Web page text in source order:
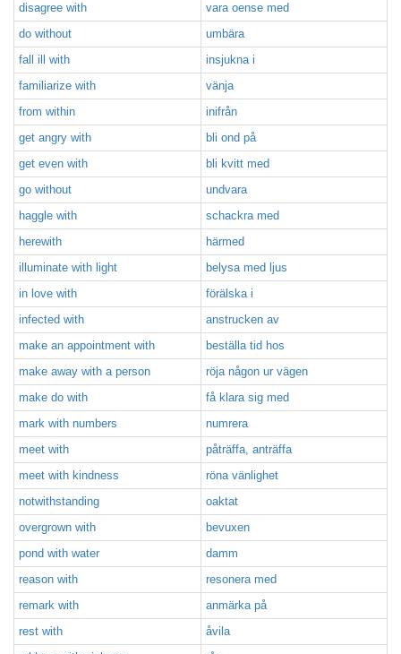
disagree with
vara oense med
do without
umbära
fall ill with
insjukna i
familiarize with
vänja
from within
inifrån
get angry with
bli ond på
get even with
bli kvitt med
go without
undvara
haggle with
schackra med
herewith
härmed
illuminate with light
belysa med ljus
in love with
förälska i
infected with
anstrucken av
make an appointment with
beställa tid hos
make away with a person
röja någon ur vägen
make do with
få klara sig med
mark with numbers
numrera
meet with
påträffa, anträffa
meet with kindness
röna vänlighet
notwithstanding
oaktat
overgrown with
bevuxen
pond with water
damm
reason with
resonera med
remark with
anmärka på
rest with
åvila